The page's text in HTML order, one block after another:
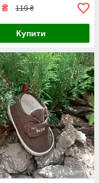
₴ 119 ₴
Купити